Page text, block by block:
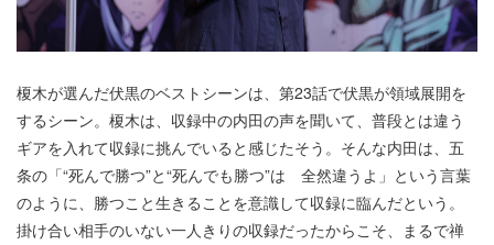
榎木が選んだ伏黒のベストシーンは、第23話で伏黒が領域展開を
するシーン。榎木は、収録中の内田の声を聞いて、普段とは違う
ギアを入れて収録に挑んでいると感じたそう。そんな内田は、五
条の「“死んで勝つ”と“死んでも勝つ”は 全然違うよ」という言葉
のように、勝つこと生きることを意識して収録に臨んだという。
掛け合い相手のいない一人きりの収録だったからこそ、まるで禅